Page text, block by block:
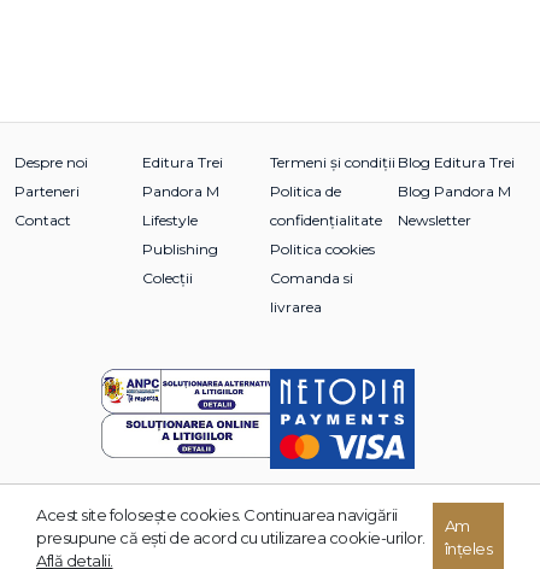
Despre noi
Parteneri
Contact
Editura Trei
Pandora M
Lifestyle
Publishing
Colecții
Termeni și condiții
Politica de
confidențialitate
Politica cookies
Comanda si
livrarea
Blog Editura Trei
Blog Pandora M
Newsletter
© 2026 Grupul Editorial TREI. Toate drepturile rezervate.
Acest site foloseşte cookies. Continuarea navigării
presupune că eşti de acord cu utilizarea cookie-urilor.
Află detalii.
Am
înțeles